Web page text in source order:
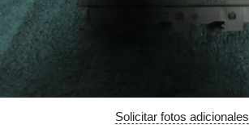
Solicitar fotos adicionales